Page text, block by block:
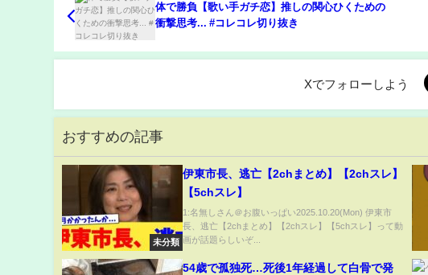
体で勝負【歌い手ガチ恋】推しの関心ひくための
衝撃思考... #コレコレ切り抜き
Xでフォローしよう
おすすめの記事
未分類
伊東市長、逃亡【2chまとめ】【2chスレ】
【5chスレ】
1:名無しさん＠お腹いっぱい2025.10.20(Mon) 伊東市
長、逃亡【2chまとめ】【2chスレ】【5chスレ】って動
画が話題らしいぞ...
54歳で孤独死…死後1年経過して白骨で発